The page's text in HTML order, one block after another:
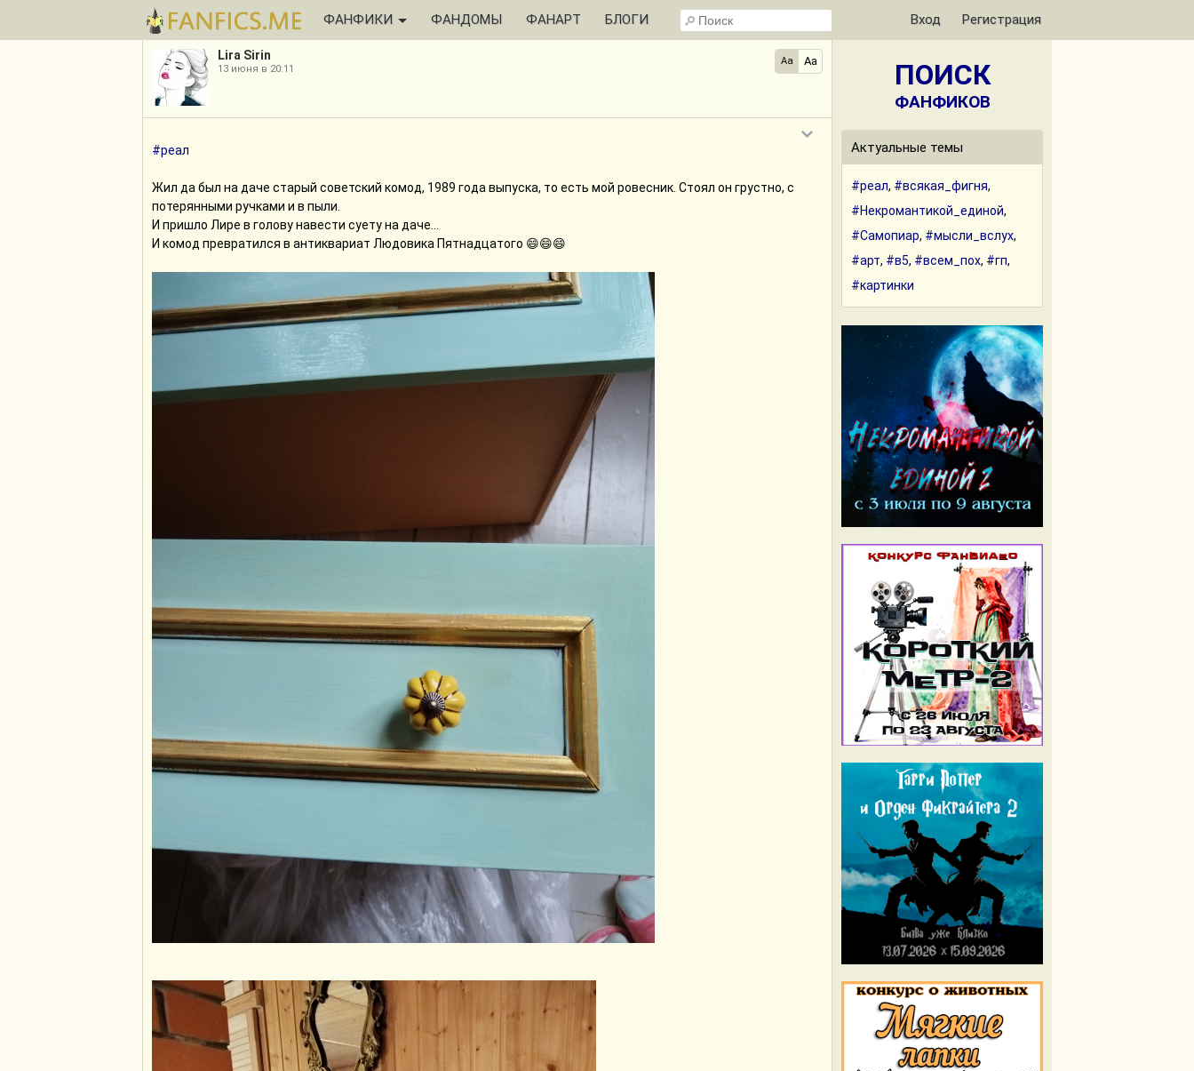
ФАНФИКИ ФАНДОМЫ ФАНАРТ БЛОГИ Вход Регистрация
Lira Sirin
13 июня в 20:11
Aa Aa
#реал
Жил да был на даче старый советский комод, 1989 года выпуска, то есть мой ровесник. Стоял он грустно, с
потерянными ручками и в пыли.
И пришло Лире в голову навести суету на даче...
И комод превратился в антиквариат Людовика Пятнадцатого 😄😄😄
ПОИСК
ФАНФИКОВ
Актуальные темы
#реал, #всякая_фигня,
#Некромантикой_единой,
#Самопиар, #мысли_вслух,
#арт, #в5, #всем_пох, #гп,
#картинки